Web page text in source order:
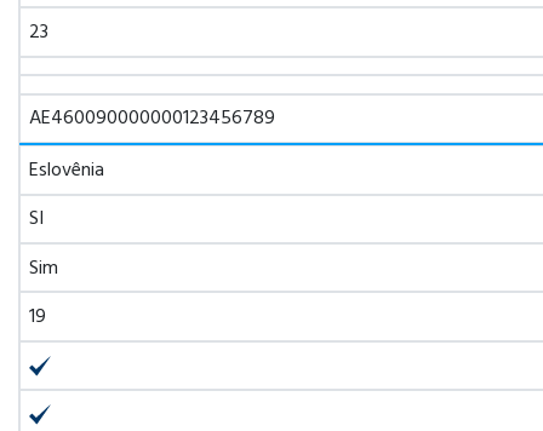
23
AE460090000000123456789
Eslovênia
SI
Sim
19